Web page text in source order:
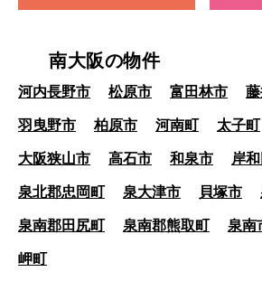
南大阪の物件
河内長野市 松原市 富田林市
羽曳野市 柏原市 河南町 太子町
大阪狭山市 高石市 和泉市 岸
泉北郡忠岡町 泉大津市 貝塚市
泉南郡田尻町 泉南郡熊取町 泉南
岬町